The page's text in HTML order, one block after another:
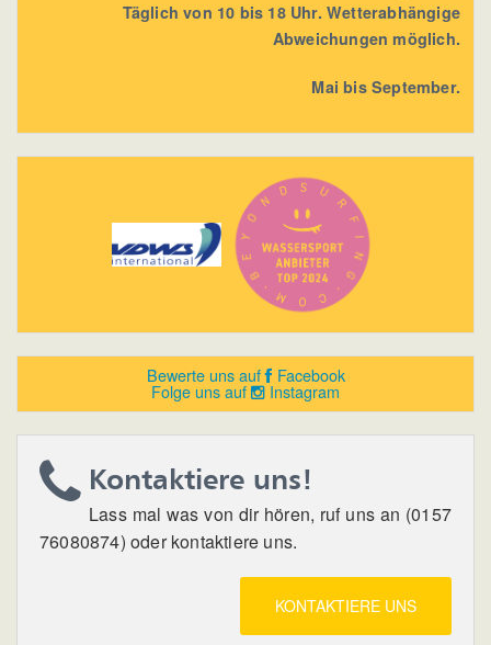
Täglich von 10 bis 18 Uhr. Wetterabhängige
Abweichungen möglich.
Mai bis September.
Bewerte uns auf Facebook
Folge uns auf Instagram
Kontaktiere uns!
Lass mal was von dir hören, ruf uns an (0157
76080874) oder kontaktiere uns.
KONTAKTIERE UNS